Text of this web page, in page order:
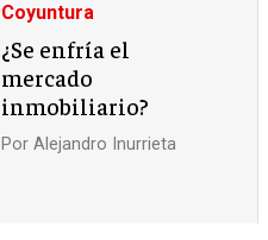
Coyuntura
¿Se enfría el
mercado
inmobiliario?
Por Alejandro Inurrieta